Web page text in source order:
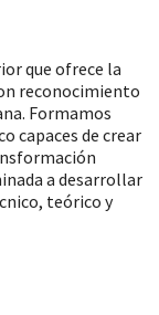
que ofrece la
reconocimiento
Formamos
capaces de crear
a desarrollar
teórico y